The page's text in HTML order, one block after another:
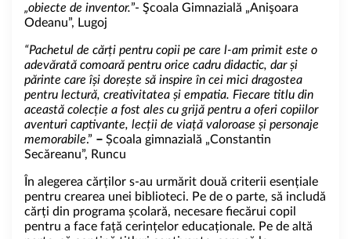
„obiecte de inventor.”- Şcoala Gimnazială „Anişoara
Odeanu”, Lugoj
“Pachetul de cărți pentru copii pe care l-am primit este o
adevărată comoară pentru orice cadru didactic, dar și
părinte care își dorește să inspire în cei mici dragostea
pentru lectură, creativitatea și empatia. Fiecare titlu din
această colecție a fost ales cu grijă pentru a oferi copiilor
aventuri captivante, lecții de viață valoroase și personaje
memorabile.” – Școala gimnazială „Constantin
Secăreanu”, Runcu
În alegerea cărților s-au urmărit două criterii esențiale
pentru crearea unei biblioteci. Pe de o parte, să includă
cărți din programa școlară, necesare fiecărui copil
pentru a face față cerințelor educaționale. Pe de altă